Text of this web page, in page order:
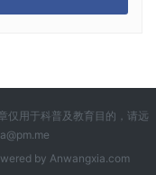
仅用于科普及教育目的，请远
by Anwangxia.com